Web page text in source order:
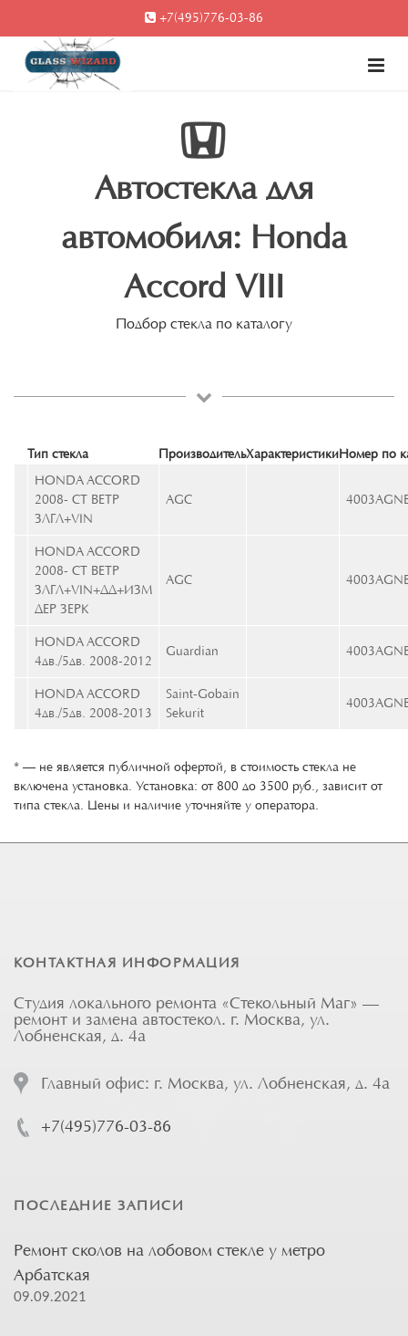
+7(495)776-03-86
Автостекла для
автомобиля: Honda
Accord VIII
Подбор стекла по каталогу
Тип стекла ПроизводительХарактеристикиНомер по
HONDA ACCORD
2008- СТ ВЕТР
ЗЛГЛ+VIN
AGC
HONDA ACCORD
2008- СТ ВЕТР
ЗЛГЛ+VIN+ДД+ИЗМ
ДЕР ЗЕРК
AGC
HONDA ACCORD
4дв./5дв. 2008-2012
Guardian
HONDA ACCORD
4дв./5дв. 2008-2013
Saint-Gobain
Sekurit
* — не является публичной офертой, в стоимость стекла не
включена установка. Установка: от 800 до 3500 руб., зависит от
типа стекла. Цены и наличие уточняйте у оператора.
КОНТАКТНАЯ ИНФОРМАЦИЯ
Студия локального ремонта «Стекольный Маг» —
ремонт и замена автостекол. г. Москва, ул.
Лобненская, д. 4а
Главный офис: г. Москва, ул. Лобненская, д. 4а
+7(495)776-03-86
ПОСЛЕДНИЕ ЗАПИСИ
Ремонт сколов на лобовом стекле у метро
Арбатская
09.09.2021